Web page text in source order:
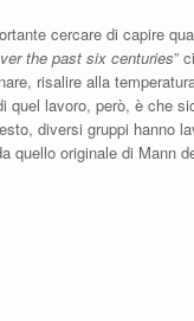
cercare di capire
the past six centuries”
risalire alla
quel lavoro, però, è che
diversi gruppi hanno
quello originale di Mann